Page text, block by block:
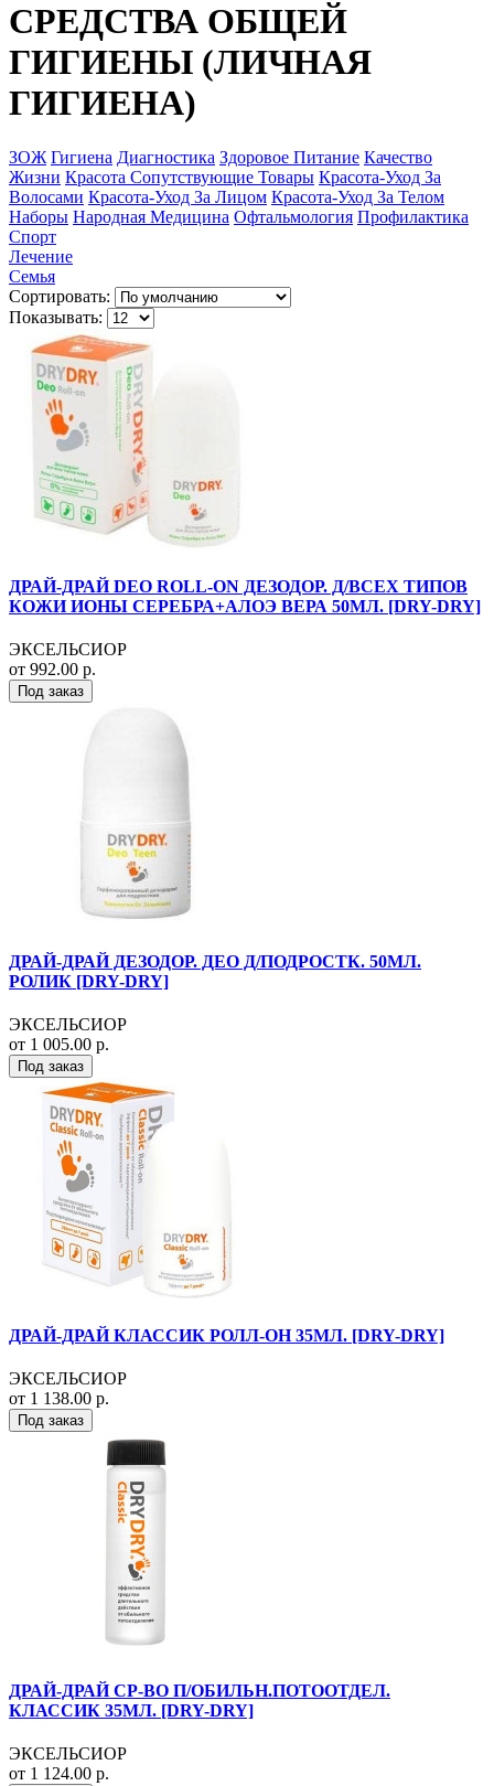
СРЕДСТВА ОБЩЕЙ
ГИГИЕНЫ (ЛИЧНАЯ
ГИГИЕНА)
ЗОЖ Гигиена Диагностика Здоровое Питание Качество
Жизни Красота Сопутствующие Товары Красота-Уход За
Волосами Красота-Уход За Лицом Красота-Уход За Телом
Наборы Народная Медицина Офтальмология Профилактика
Спорт
Лечение
Семья
Сортировать:
Показывать:
ДРАЙ-ДРАЙ DEO ROLL-ON ДЕЗОДОР. Д/ВСЕХ ТИПОВ
КОЖИ ИОНЫ СЕРЕБРА+АЛОЭ ВЕРА 50МЛ. [DRY-DRY]
ЭКСЕЛЬСИОР
от 992.00 р.
Под заказ
ДРАЙ-ДРАЙ ДЕЗОДОР. ДЕО Д/ПОДРОСТК. 50МЛ.
РОЛИК [DRY-DRY]
ЭКСЕЛЬСИОР
от 1 005.00 р.
Под заказ
ДРАЙ-ДРАЙ КЛАССИК РОЛЛ-ОН 35МЛ. [DRY-DRY]
ЭКСЕЛЬСИОР
от 1 138.00 р.
Под заказ
ДРАЙ-ДРАЙ СР-ВО П/ОБИЛЬН.ПОТООТДЕЛ.
КЛАССИК 35МЛ. [DRY-DRY]
ЭКСЕЛЬСИОР
от 1 124.00 р.